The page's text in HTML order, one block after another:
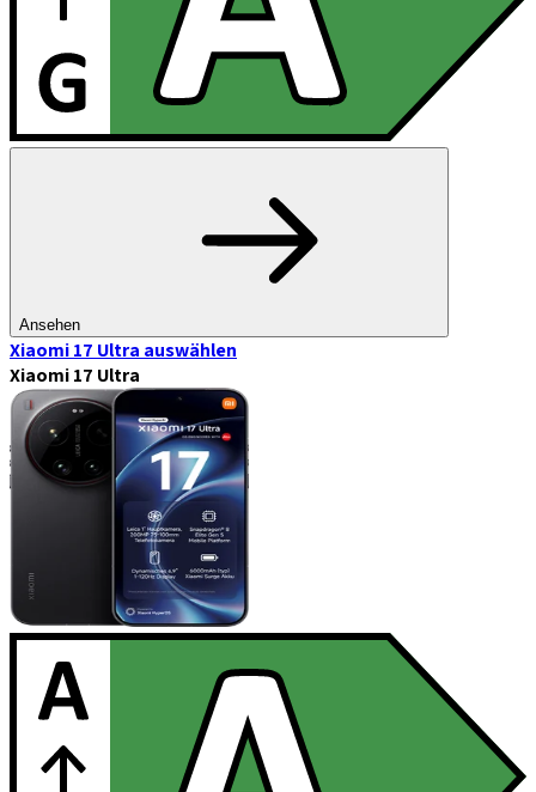
Ansehen
Xiaomi 17 Ultra auswählen
Xiaomi 17 Ultra